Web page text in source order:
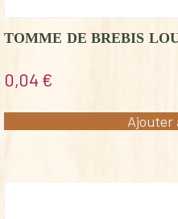
TOMME DE BREBIS
0,04 €
Ajouter